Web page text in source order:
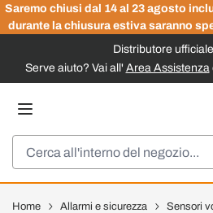
Saremo chiusi dal 14 al 23 agosto
durante la chiusura estiva saranno
Distributore
Serve aiuto? Vai all' Area Assistenza
Home Allarmi e sicurezza
Sensori